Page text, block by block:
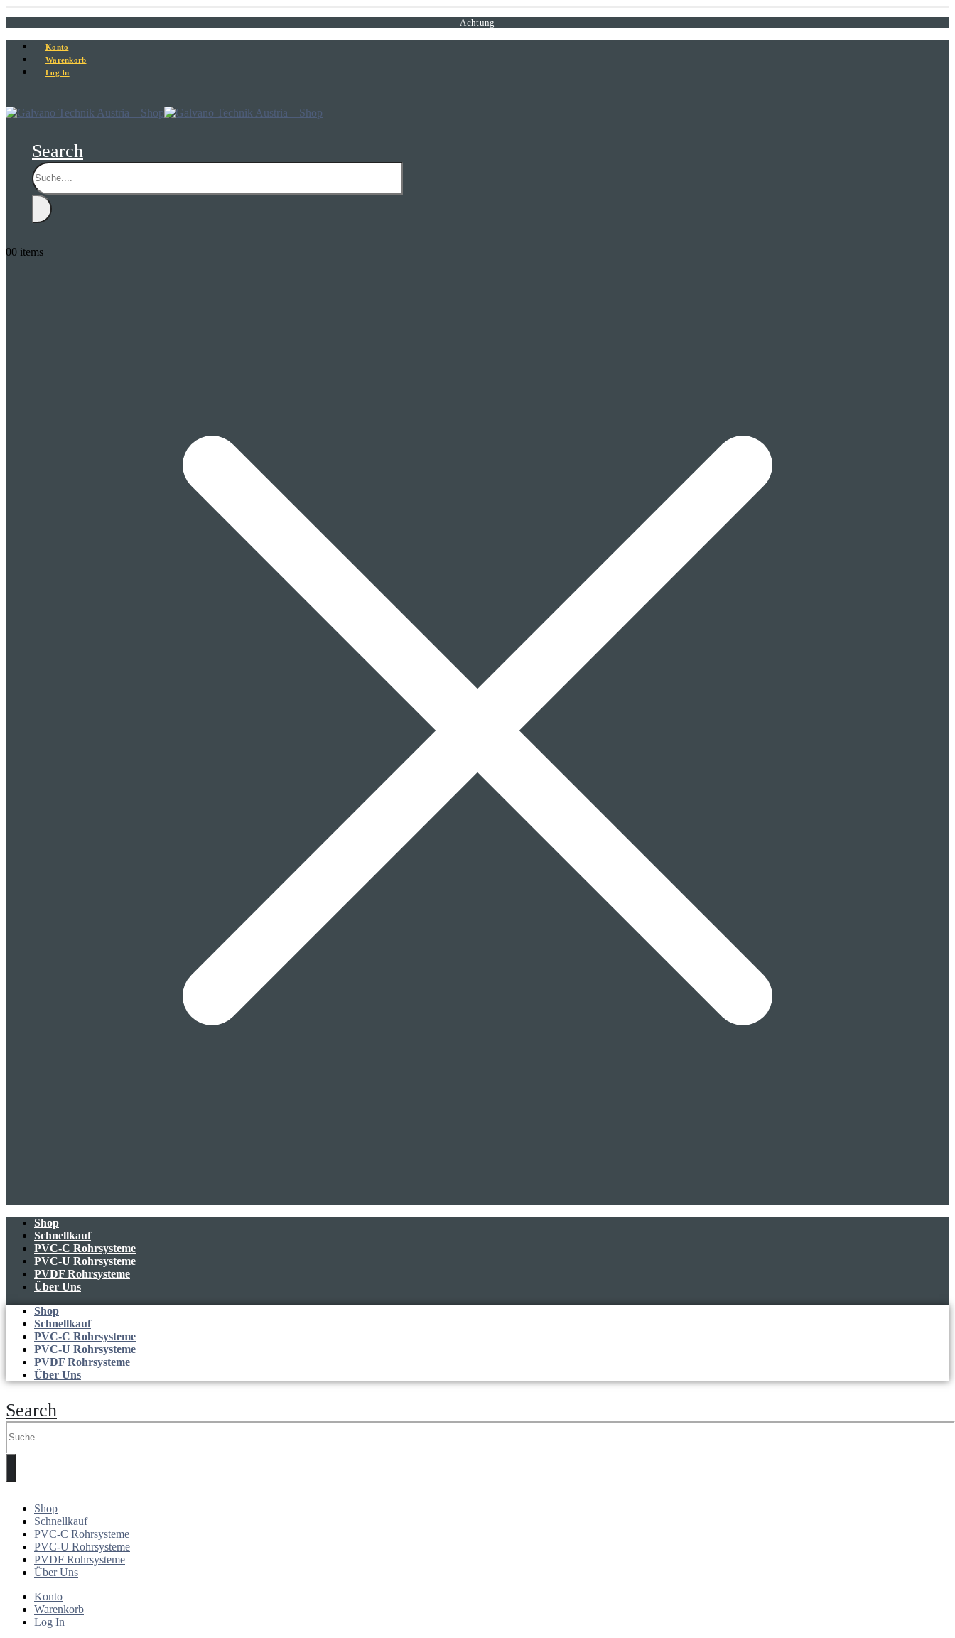
Achtung
Konto
Warenkorb
Log In
Search
00 items
Shop
Schnellkauf
PVC-C Rohrsysteme
PVC-U Rohrsysteme
PVDF Rohrsysteme
Über Uns
Shop
Schnellkauf
PVC-C Rohrsysteme
PVC-U Rohrsysteme
PVDF Rohrsysteme
Über Uns
Search
Shop
Schnellkauf
PVC-C Rohrsysteme
PVC-U Rohrsysteme
PVDF Rohrsysteme
Über Uns
Konto
Warenkorb
Log In